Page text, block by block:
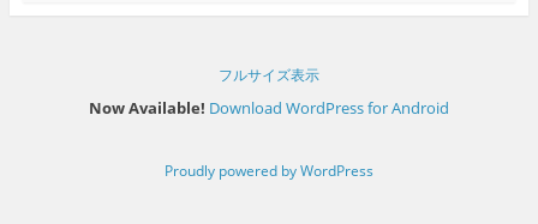
フルサイズ表示
Now Available! Download WordPress for Android
Proudly powered by WordPress